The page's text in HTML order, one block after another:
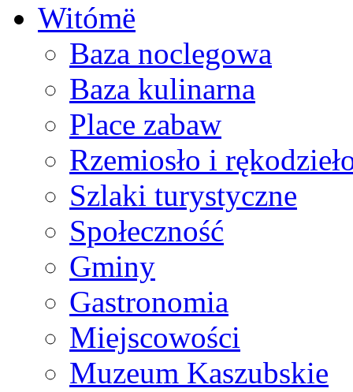
Witómë
Baza noclegowa
Baza kulinarna
Place zabaw
Rzemiosło i
Szlaki turystyczne
Społeczność
Gminy
Gastronomia
Miejscowości
Muzeum Kaszubskie